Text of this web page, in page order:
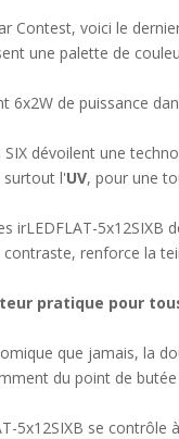
Contest, voici le
une palette de
6x2W de puissance
SIX dévoilent une
surtout l'UV, pour une
irLEDFLAT-
contraste, renforce la
pratique pour
que jamais, la
du point de
5x12SIXB se contrôle